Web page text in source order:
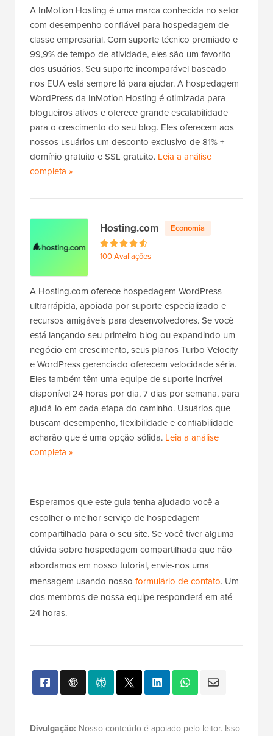
e
e
k
s
A InMotion Hosting é uma marca conhecida no setor
com desempenho confiável para hospedagem de
classe empresarial. Com suporte técnico premiado e
99,9% de tempo de atividade, eles são um favorito
dos usuários. Seu suporte incomparável baseado
nos EUA está sempre lá para ajudar. A hospedagem
WordPress da InMotion Hosting é otimizada para
blogueiros ativos e oferece grande escalabilidade
para o crescimento do seu blog. Eles oferecem aos
nossos usuários um desconto exclusivo de 81% +
domínio gratuito e SSL gratuito. Leia a análise
completa d
I
n
o
i
o
n
H
o
s
t
i
n
g
»
100 Avaliações
Hosting.com Economia
A Hosting.com oferece hospedagem WordPress
ultrarrápida, apoiada por suporte especializado e
recursos amigáveis para desenvolvedores. Se você
está lançando seu primeiro blog ou expandindo um
negócio em crescimento, seus planos Turbo Velocity
e WordPress gerenciado oferecem velocidade séria.
Eles também têm uma equipe de suporte incrível
disponível 24 horas por dia, 7 dias por semana, para
ajudá-lo em cada etapa do caminho. Usuários que
buscam desempenho, flexibilidade e confiabilidade
acharão que é uma opção sólida. Leia a análise
completa d
H
t
i
n
g
.
c
»
Esperamos que este guia tenha ajudado você a
escolher o melhor serviço de hospedagem
compartilhada para o seu site. Se você tiver alguma
dúvida sobre hospedagem compartilhada que não
abordamos em nosso tutorial, envie-nos uma
mensagem usando nosso formulário de contato. Um
dos membros de nossa equipe responderá em até
24 horas.
Divulgação: Nosso conteúdo é apoiado pelo leitor. Isso